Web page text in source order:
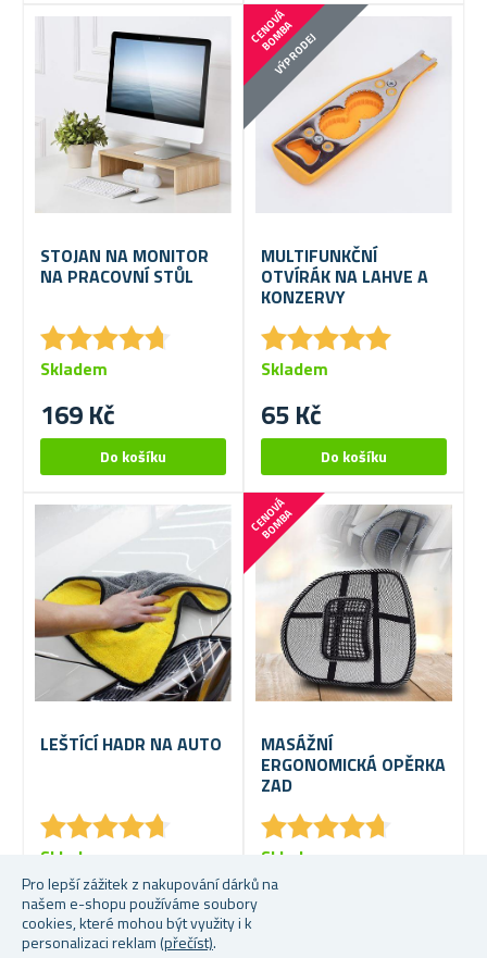
Pro lepší zážitek z nakupování dárků na
našem e-shopu používáme soubory
cookies, které mohou být využity i k
personalizaci reklam (přečíst).
STOJAN NA MONITOR
NA PRACOVNÍ STŮL
★★★★★
★★★★★
169 Kč
Skladem
C
E
N
O
V
Á
B
O
M
B
A
VÝPRODEJ
MULTIFUNKČNÍ
OTVÍRÁK NA LAHVE A
KONZERVY
★★★★★
★★★★★
65 Kč
Skladem
LEŠTÍCÍ HADR NA AUTO
★★★★★
★★★★★
49 Kč
Skladem
C
E
N
O
V
Á
B
O
M
B
A
MASÁŽNÍ
ERGONOMICKÁ OPĚRKA
ZAD
★★★★★
★★★★★
59 Kč
Skladem